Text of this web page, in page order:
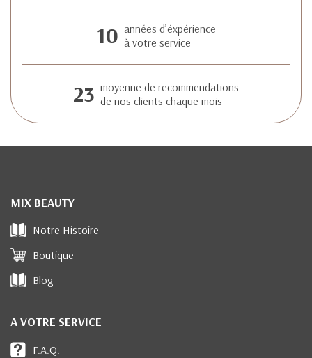
10 années d’éxpérience
à votre service
23 moyenne de recommendations
de nos clients chaque mois
MIX BEAUTY
Notre Histoire
Boutique
Blog
A VOTRE SERVICE
F.A.Q.